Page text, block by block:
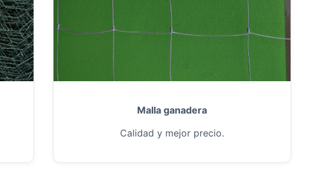
Malla ganadera
Calidad y mejor precio.